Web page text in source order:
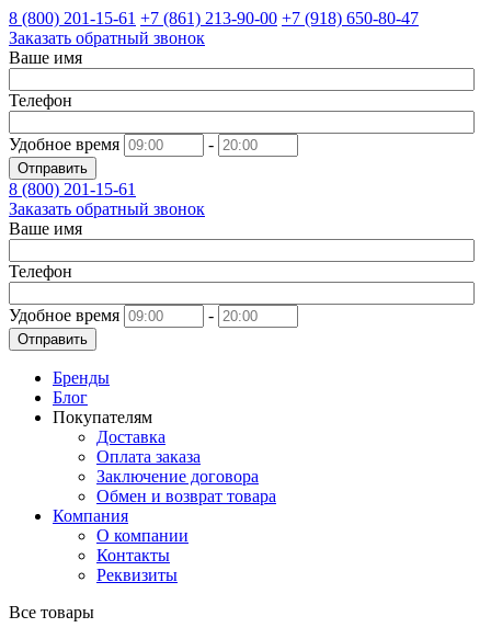
8 (800) 201-15-61 +7 (861) 213-90-00 +7 (918) 650-80-47
Заказать обратный звонок
Ваше имя
Телефон
Удобное время -
Отправить
8 (800) 201-15-61
Заказать обратный звонок
Ваше имя
Телефон
Удобное время -
Отправить
Бренды
Блог
Покупателям
Доставка
Оплата заказа
Заключение договора
Обмен и возврат товара
Компания
О компании
Контакты
Реквизиты
Все товары